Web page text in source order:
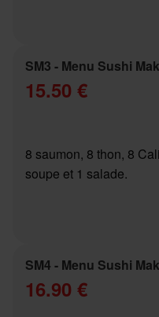
SM3 - Menu Sushi
15.50 €
8 saumon, 8 thon, 8
soupe et 1 salade.
SM4 - Menu Sushi
16.90 €